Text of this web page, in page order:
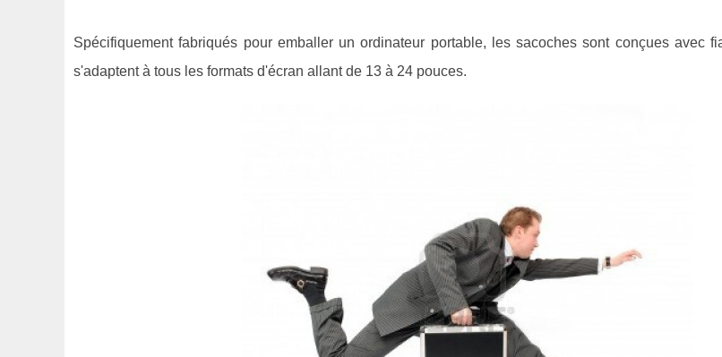
Spécifiquement fabriqués pour emballer un ordinateur portable, les sacoches sont conçues avec
s'adaptent à tous les formats d'écran allant de 13 à 24 pouces.